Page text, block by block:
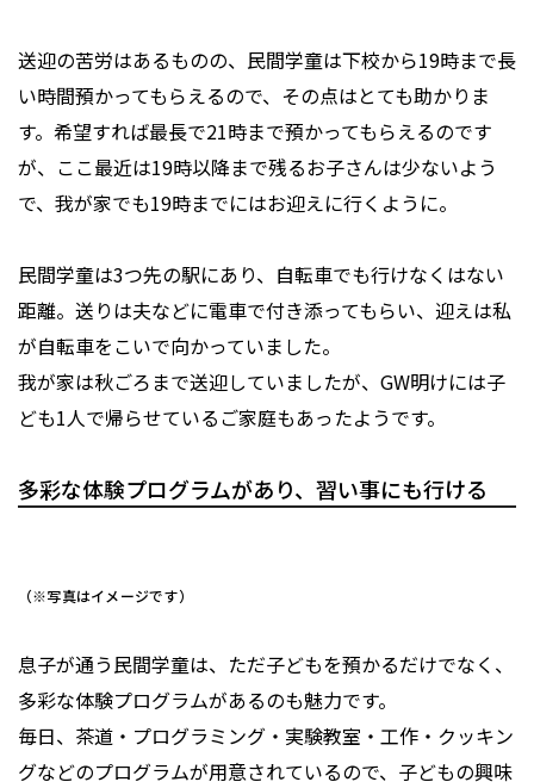
送迎の苦労はあるものの、民間学童は下校から19時まで長
い時間預かってもらえるので、その点はとても助かりま
す。希望すれば最長で21時まで預かってもらえるのです
が、ここ最近は19時以降まで残るお子さんは少ないよう
で、我が家でも19時までにはお迎えに行くように。
民間学童は3つ先の駅にあり、自転車でも行けなくはない
距離。送りは夫などに電車で付き添ってもらい、迎えは私
が自転車をこいで向かっていました。
我が家は秋ごろまで送迎していましたが、GW明けには子
ども1人で帰らせているご家庭もあったようです。
多彩な体験プログラムがあり、習い事にも行ける
（※写真はイメージです）
息子が通う民間学童は、ただ子どもを預かるだけでなく、
多彩な体験プログラムがあるのも魅力です。
毎日、茶道・プログラミング・実験教室・工作・クッキン
グなどのプログラムが用意されているので、子どもの興味